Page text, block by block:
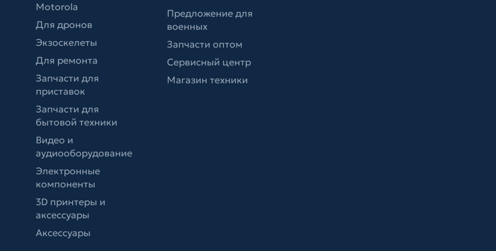
Motorola
Для дронов
Экзоскелеты
Для ремонта
Запчасти для
приставок
Запчасти для
бытовой техники
Видео и
аудиооборудование
Электронные
компоненты
3D принтеры и
аксессуары
Аксессуары
Предложение для
военных
Запчасти оптом
Сервисный центр
Магазин техники